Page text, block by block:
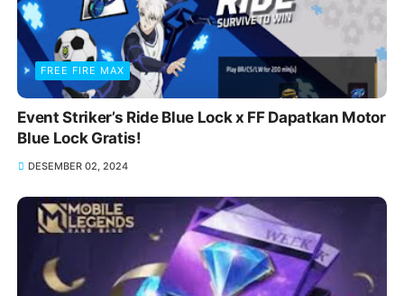
FREE FIRE MAX
Event Striker’s Ride Blue Lock x FF Dapatkan Motor
Blue Lock Gratis!
DESEMBER 02, 2024